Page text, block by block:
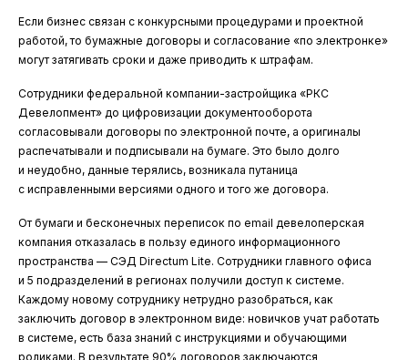
Если бизнес связан с конкурсными процедурами и проектной
работой, то бумажные договоры и согласование «по электронке»
могут затягивать сроки и даже приводить к штрафам.
Сотрудники федеральной компании-застройщика «РКС
Девелопмент» до цифровизации документооборота
согласовывали договоры по электронной почте, а оригиналы
распечатывали и подписывали на бумаге. Это было долго
и неудобно, данные терялись, возникала путаница
с исправленными версиями одного и того же договора.
От бумаги и бесконечных переписок по email девелоперская
компания отказалась в пользу единого информационного
пространства — СЭД Directum Lite. Сотрудники главного офиса
и 5 подразделений в регионах получили доступ к системе.
Каждому новому сотруднику нетрудно разобраться, как
заключить договор в электронном виде: новичков учат работать
в системе, есть база знаний с инструкциями и обучающими
роликами. В результате 90% договоров заключаются